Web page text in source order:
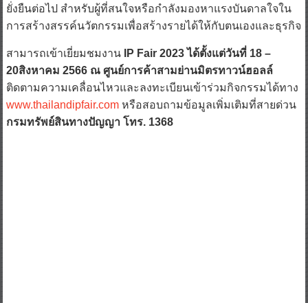
ยั่งยืนต่อไป สำหรับผู้ที่สนใจหรือกำลังมองหาแรงบันดาลใจใน
การสร้างสรรค์นวัตกรรมเพื่อสร้างรายได้ให้กับตนเองและธุรกิจ
สามารถเข้าเยี่ยมชมงาน
IP Fair 2023 ได้ตั้งแต่วันที่ 18 –
20สิงหาคม 2566 ณ ศูนย์การค้าสามย่านมิตรทาวน์ฮอลล์
ติดตามความเคลื่อนไหวและลงทะเบียนเข้าร่วมกิจกรรมได้ทาง
www.thailandipfair.comหรือสอบถามข้อมูลเพิ่มเติมที่สายด่วน
กรมทรัพย์สินทางปัญญา โทร. 1368